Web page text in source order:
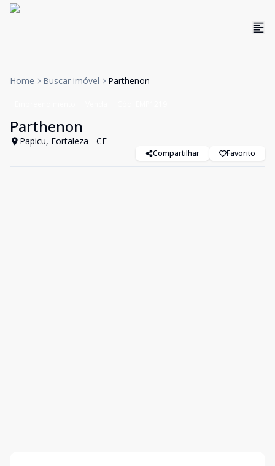
Home Buscar imóvel Parthenon
Parthenon
Papicu, Fortaleza - CE
Compartilhar Favorito